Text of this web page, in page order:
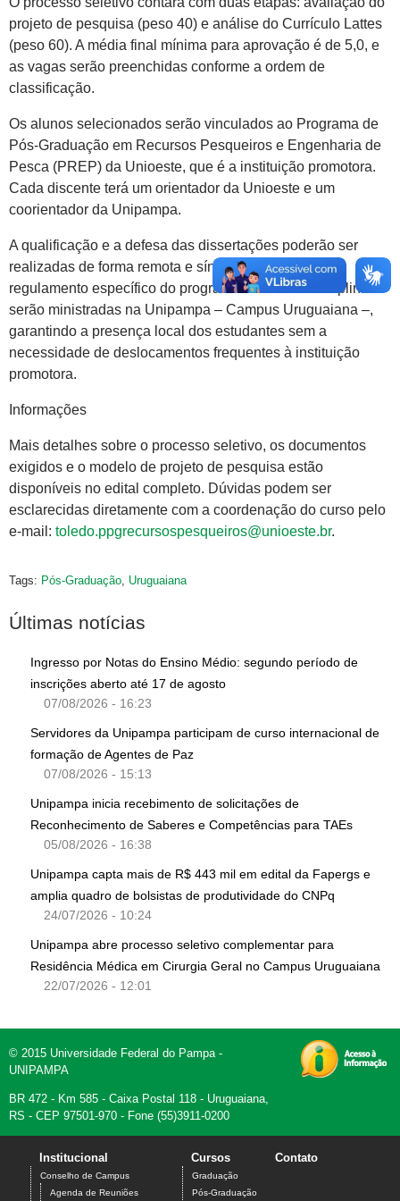
projeto de pesquisa (peso 40) e análise do Currículo Lattes
(peso 60). A média final mínima para aprovação é de 5,0, e
as vagas serão preenchidas conforme a ordem de
classificação.
Os alunos selecionados serão vinculados ao Programa de
Pós-Graduação em Recursos Pesqueiros e Engenharia de
Pesca (PREP) da Unioeste, que é a instituição promotora.
Cada discente terá um orientador da Unioeste e um
coorientador da Unipampa.
A qualificação e a defesa das dissertações poderão ser
realizadas de forma remota e síncrona, conforme
regulamento específico do programa. Todas as disciplinas
serão ministradas na Unipampa – Campus Uruguaiana –,
garantindo a presença local dos estudantes sem a
necessidade de deslocamentos frequentes à instituição
promotora.
Informações
Mais detalhes sobre o processo seletivo, os documentos
exigidos e o modelo de projeto de pesquisa estão
disponíveis no edital completo. Dúvidas podem ser
esclarecidas diretamente com a coordenação do curso pelo
e-mail: toledo.ppgrecursospesqueiros@unioeste.br.
Tags: Pós-Graduação, Uruguaiana
Últimas notícias
Ingresso por Notas do Ensino Médio: segundo período de
inscrições aberto até 17 de agosto
07/08/2026 - 16:23
Servidores da Unipampa participam de curso internacional de
formação de Agentes de Paz
07/08/2026 - 15:13
Unipampa inicia recebimento de solicitações de
Reconhecimento de Saberes e Competências para TAEs
05/08/2026 - 16:38
Unipampa capta mais de R$ 443 mil em edital da Fapergs e
amplia quadro de bolsistas de produtividade do CNPq
24/07/2026 - 10:24
Unipampa abre processo seletivo complementar para
Residência Médica em Cirurgia Geral no Campus Uruguaiana
22/07/2026 - 12:01
© 2015 Universidade Federal do Pampa -
UNIPAMPA
BR 472 - Km 585 - Caixa Postal 118 - Uruguaiana,
RS - CEP 97501-970 - Fone (55)3911-0200
Institucional
Conselho de Campus
Agenda de Reuniões
Cursos
Graduação
Pós-Graduação
Contato